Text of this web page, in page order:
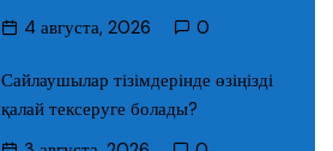
4 августа, 2026
0
Сайлаушылар тізімдерінде өзіңізді
қалай тексеруге болады?